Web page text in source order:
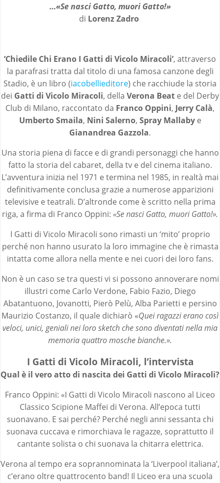
…«Se nasci Gatto, muori Gatto!»
di Lorenz Zadro
‘Chiedile Chi Erano I Gatti di Vicolo Miracoli’, attraverso
la parafrasi tratta dal titolo di una famosa canzone degli
Stadio, è un libro (iacobellieditore) che racchiude la storia
dei Gatti di Vicolo Miracoli, della Verona Beat e del Derby
Club di Milano, raccontato da Franco Oppini, Jerry Calà,
Umberto Smaila, Nini Salerno, Spray Mallabye
Gianandrea Gazzola.
Una storia piena di facce e di grandi personaggi che hanno
fatto la storia del cabaret, della tv e del cinema italiano.
L’avventura inizia nel 1971 e termina nel 1985, in realtà mai
definitivamente conclusa grazie a numerose apparizioni
televisive e teatrali. D’altronde come è scritto nella prima
riga, a firma di Franco Oppini: «Se nasci Gatto, muori Gatto!».
I Gatti di Vicolo Miracoli sono rimasti un ‘mito’ proprio
perché non hanno usurato la loro immagine che è rimasta
intatta come allora nella mente e nei cuori dei loro fans.
Non è un caso se tra questi vi si possono annoverare nomi
illustri come Carlo Verdone, Fabio Fazio, Diego
Abatantuono, Jovanotti, Pierò Pelù, Alba Parietti e persino
Maurizio Costanzo, il quale dichiarò «Quei ragazzi erano così
veloci, unici, geniali nei loro sketch che sono diventati nella mia
memoria quattro mosche bianche.».
I Gatti di Vicolo Miracoli, l’intervista
Qual è il vero atto di nascita dei Gatti di Vicolo Miracoli?
Franco Oppini: «I Gatti di Vicolo Miracoli nascono al Liceo
Classico Scipione Maffei di Verona. All’epoca tutti
suonavano. E sai perché? Perché negli anni sessanta chi
suonava cuccava e rimorchiava le ragazze, soprattutto il
cantante solista o chi suonava la chitarra elettrica.
Verona al tempo era soprannominata la ‘Liverpool italiana’,
c’erano oltre quattrocento band! Il Liceo era una scuola